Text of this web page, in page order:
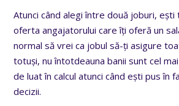
Atunci când alegi între două joburi,
oferta angajatorului care îți oferă un
normal să vrei ca jobul să-ți asigure
totuși, nu întotdeauna banii sunt cel
de luat în calcul atunci când ești pus în
decizii.